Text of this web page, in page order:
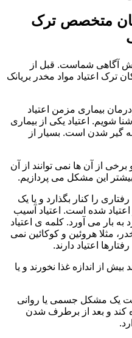
متخصص ترک
آگاهی شماست. قبل از
ترک اعتیاد مواد مخدر بریانک
بیماری مزمن اعتیاد
آشنا شویم. اعتیاد یکی از بیماری
گیر شدن است. بسیار از
از آن ها نمی توانند از آن
بیشتر این مشکل می پردازیم.
را کنار بگذارد و یا یک
شده است. اعتیاد آسیب
بار می آورد. کلمه ی اعتیاد
مثلا هروئین و کوکائین نمی
اعتیاد دارند.
بیش از اندازه غذا نخورند و یا
یک مشکل جسمی یا روانی
کند و بعد از برطرف شدن